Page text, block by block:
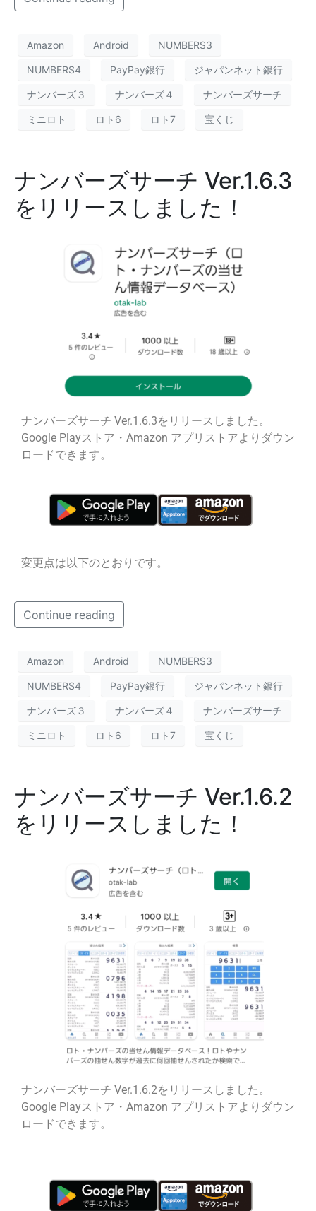
Amazon Android NUMBERS3
NUMBERS4 PayPay銀行 ジャパンネット銀行
ナンバーズ３ ナンバーズ４ ナンバーズサーチ
ミニロト ロト6 ロト7 宝くじ
ナンバーズサーチ Ver.1.6.3
をリリースしました！
ナンバーズサーチ Ver.1.6.3をリリースしました。
Google Playストア・Amazon アプリストアよりダウン
ロードできます。
変更点は以下のとおりです。
Continue reading
Amazon Android NUMBERS3
NUMBERS4 PayPay銀行 ジャパンネット銀行
ナンバーズ３ ナンバーズ４ ナンバーズサーチ
ミニロト ロト6 ロト7 宝くじ
ナンバーズサーチ Ver.1.6.2
をリリースしました！
ナンバーズサーチ Ver.1.6.2をリリースしました。
Google Playストア・Amazon アプリストアよりダウン
ロードできます。